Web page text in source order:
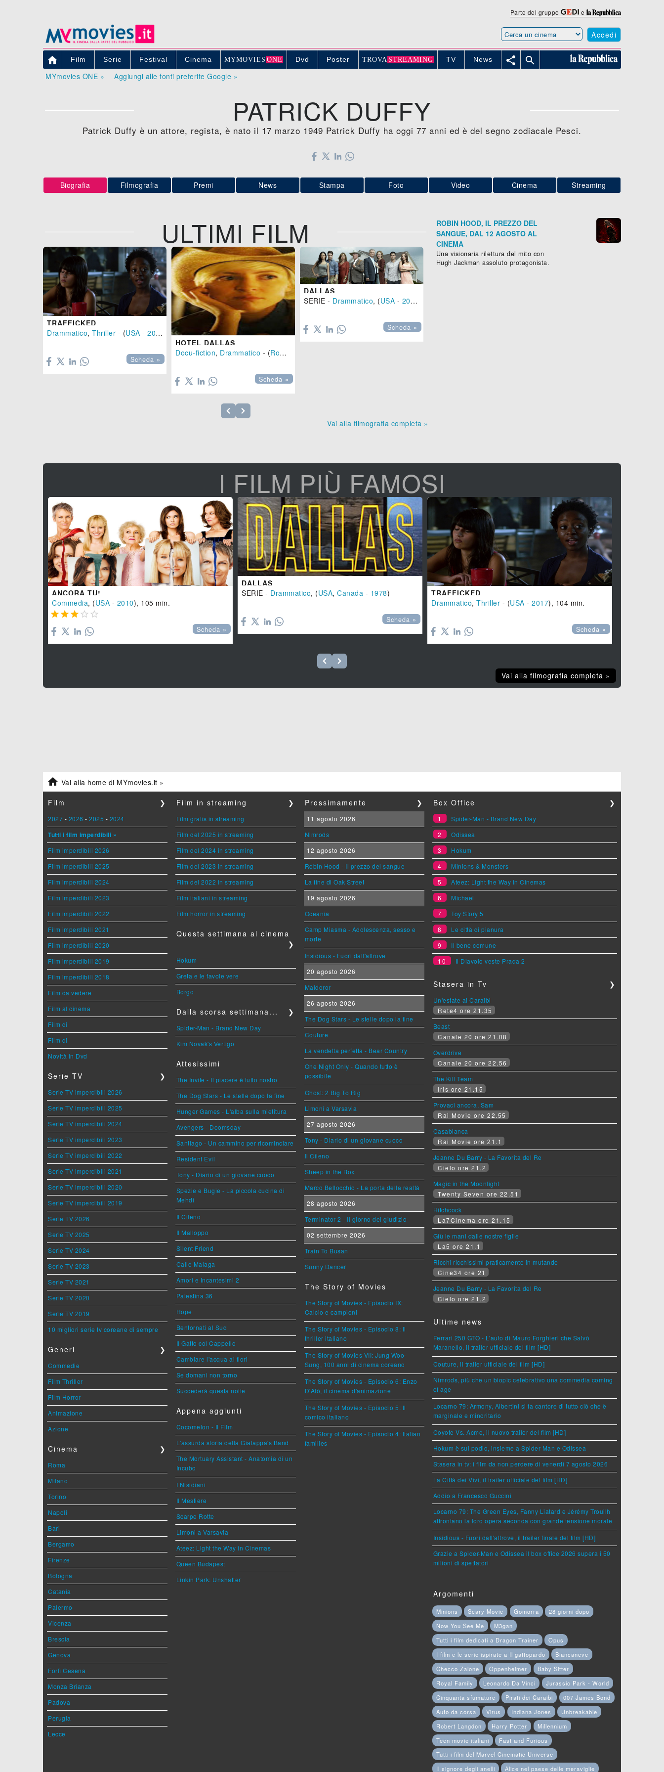
Parte del gruppo e
Accedi
 Film Serie Festival Cinema MYMOVIE S ONE Dvd Poster TROVA STREAMING TV News  
MYmovies ONE » Aggiungi alle fonti preferite Google »
PATRICK DUFFY
Patrick Duffy è un attore, regista, è nato il 17 marzo 1949 Patrick Duffy ha oggi 77 anni ed è del segno zodiacale Pesci.
Biografia Filmografia Premi News Stampa Foto Video Cinema Streaming
ULTIMI FILM
TRAFFICKED
Drammatico, Thriller - (USA - 2017
), 104 min.
Scheda »
HOTEL DALLAS
Docu-fiction, Drammatico - (Romania
Scheda »
DALLAS
SERIE - Drammatico, (USA - 2013
Scheda »
Vai alla filmografia completa »
ROBIN HOOD, IL PREZZO DEL
SANGUE, DAL 12 AGOSTO AL
CINEMA
Una visionaria rilettura del mito con
Hugh Jackman assoluto protagonista.
I FILM PIÙ FAMOSI
ANCORA TU!
Commedia, (USA - 2010), 105 min.
    
Scheda »
DALLAS
SERIE - Drammatico, (USA, Canada - 1978)
Scheda »
TRAFFICKED
Drammatico, Thriller - (USA - 2017), 104 min.
Scheda »
Vai alla filmografia completa »
 Vai alla home di MYmovies.it »
Film ❯
2027 - 2026 - 2025 - 2024
Tutti i film imperdibili »
Film imperdibili 2026
Film imperdibili 2025
Film imperdibili 2024
Film imperdibili 2023
Film imperdibili 2022
Film imperdibili 2021
Film imperdibili 2020
Film imperdibili 2019
Film imperdibili 2018
Film da vedere
Film al cinema
Film di
Film di
Novità in Dvd
Serie TV ❯
Serie TV imperdibili 2026
Serie TV imperdibili 2025
Serie TV imperdibili 2024
Serie TV imperdibili 2023
Serie TV imperdibili 2022
Serie TV imperdibili 2021
Serie TV imperdibili 2020
Serie TV imperdibili 2019
Serie TV 2026
Serie TV 2025
Serie TV 2024
Serie TV 2023
Serie TV 2021
Serie TV 2020
Serie TV 2019
10 migliori serie tv coreane di sempre
Generi ❯
Commedie
Film Thriller
Film Horror
Animazione
Azione
Cinema ❯
Roma
Milano
Torino
Napoli
Bari
Bergamo
Firenze
Bologna
Catania
Palermo
Vicenza
Brescia
Genova
Forlì Cesena
Monza Brianza
Padova
Perugia
Lecce
Film in streaming ❯
Film gratis in streaming
Film del 2025 in streaming
Film del 2024 in streaming
Film del 2023 in streaming
Film del 2022 in streaming
Film italiani in streaming
Film horror in streaming
Questa settimana al cinema
❯
Hokum
Greta e le favole vere
Borgo
Dalla scorsa settimana... ❯
Spider-Man - Brand New Day
Kim Novak's Vertigo
Attesissimi
The Invite - Il piacere è tutto nostro
The Dog Stars - Le stelle dopo la fine
Hunger Games - L'alba sulla mietitura
Avengers - Doomsday
Santiago - Un cammino per ricominciare
Resident Evil
Tony - Diario di un giovane cuoco
Spezie e Bugie - La piccola cucina di
Mehdi
Il Cileno
Il Malloppo
Silent Friend
Calle Malaga
Amori e Incantesimi 2
Palestina 36
Hope
Bentornati al Sud
Il Gatto col Cappello
Cambiare l'acqua ai fiori
Se domani non torno
Succederà questa notte
Appena aggiunti
Cocomelon - Il Film
L'assurda storia della Gialappa's Band
The Mortuary Assistant - Anatomia di un
Incubo
I Nisidiani
Il Mestiere
Scarpe Rotte
Limoni a Varsavia
Ateez: Light the Way in Cinemas
Queen Budapest
Linkin Park: Unshatter
Prossimamente ❯
11 agosto 2026
Nimrods
12 agosto 2026
Robin Hood - Il prezzo del sangue
La fine di Oak Street
19 agosto 2026
Oceania
Camp Miasma - Adolescenza, sesso e
morte
Insidious - Fuori dall'altrove
20 agosto 2026
Maldoror
26 agosto 2026
The Dog Stars - Le stelle dopo la fine
Couture
La vendetta perfetta - Bear Country
One Night Only - Quando tutto è
possibile
Ghost: 2 Big To Rig
Limoni a Varsavia
27 agosto 2026
Tony - Diario di un giovane cuoco
Il Cileno
Sheep in the Box
Marco Bellocchio - La porta della realtà
28 agosto 2026
Terminator 2 - Il giorno del giudizio
02 settembre 2026
Train To Busan
Sunny Dancer
The Story of Movies
The Story of Movies - Episodio IX:
Calcio e campioni
The Story of Movies - Episodio 8: Il
thriller italiano
The Story of Movies VII: Jung Woo-
Sung, 100 anni di cinema coreano
The Story of Movies - Episodio 6: Enzo
D'Alò, il cinema d'animazione
The Story of Movies - Episodio 5: Il
comico italiano
The Story of Movies - Episodio 4: Italian
families
Box Office ❯
1
Spider-Man - Brand New Day
2
Odissea
3
Hokum
4
Minions & Monsters
5
Ateez: Light the Way in Cinemas
6
Michael
7
Toy Story 5
8
Le città di pianura
9
Il bene comune
10
Il Diavolo veste Prada 2
Stasera in Tv ❯
Un'estate ai Caraibi
Rete4 ore 21.35
Beast
Canale 20 ore 21.08
Overdrive
Canale 20 ore 22.56
The Kill Team
Iris ore 21.15
Provaci ancora, Sam
Rai Movie ore 22.55
Casablanca
Rai Movie ore 21.1
Jeanne Du Barry - La Favorita del Re
Cielo ore 21.2
Magic in the Moonlight
Twenty Seven ore 22.51
Hitchcock
La7Cinema ore 21.15
Giù le mani dalle nostre figlie
La5 ore 21.1
Ricchi ricchissimi praticamente in mutande
Cine34 ore 21
Jeanne Du Barry - La Favorita del Re
Cielo ore 21.2
Ultime news
Ferrari 250 GTO - L'auto di Mauro Forghieri che Salvò
Maranello, il trailer ufficiale del film [HD]
Couture, il trailer ufficiale del film [HD]
Nimrods, più che un biopic celebrativo una commedia coming
of age
Locarno 79: Armony, Albertini si fa cantore di tutto ciò che è
marginale e minoritario
Coyote Vs. Acme, il nuovo trailer del film [HD]
Hokum è sul podio, insieme a Spider Man e Odissea
Stasera in tv: i film da non perdere di venerdì 7 agosto 2026
La Città dei Vivi, il trailer ufficiale del film [HD]
Addio a Francesco Guccini
Locarno 79: The Green Eyes, Fanny Liatard e Jérémy Trouilh
affrontano la loro opera seconda con grande tensione morale
Insidious - Fuori dall'altrove, il trailer finale del film [HD]
Grazie a Spider-Man e Odissea il box office 2026 supera i 50
milioni di spettatori
Argomenti
Minions Scary Movie Gomorra
28 giorni dopo
Now You See Me
M3gan
Tutti i film dedicati a Dragon Trainer
Opus
I film e le serie ispirate a Il gattopardo
Biancaneve
Checco Zalone
Oppenheimer
Baby Sitter
Royal Family
Leonardo Da Vinci
Jurassic Park - World
Cinquanta sfumature
Pirati dei Caraibi
007 James Bond
Auto da corsa
Virus Indiana Jones
Unbreakable
Robert Langdon
Harry Potter
Millennium
Teen movie italiani
Fast and Furious
Tutti i film del Marvel Cinematic Universe
Il signore degli anelli
Alice nel paese delle meraviglie